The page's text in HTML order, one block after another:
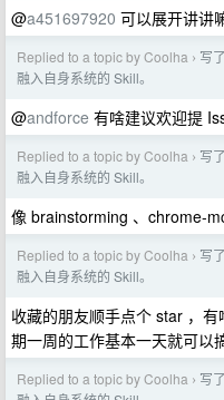
@a451697920 可以展开讲讲
Replied to a topic by Coolha › 写
融入自身系统的 Skill。
@andforce 有啥建议欢迎提
Replied to a topic by Coolha › 写
融入自身系统的 Skill。
像 brainstorming 、chrome-
Replied to a topic by Coolha › 写
融入自身系统的 Skill。
收藏的朋友顺手点个 star ，
期一周的工作基本一天就可以
Replied to a topic by Coolha › 写